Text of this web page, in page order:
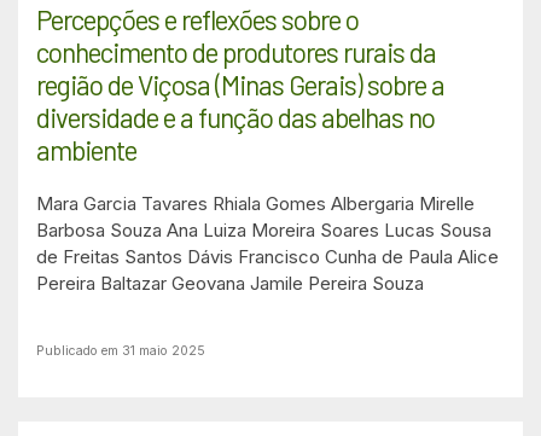
Percepções e reflexões sobre o
conhecimento de produtores rurais da
região de Viçosa (Minas Gerais) sobre a
diversidade e a função das abelhas no
ambiente
Mara Garcia Tavares Rhiala Gomes Albergaria Mirelle
Barbosa Souza Ana Luiza Moreira Soares Lucas Sousa
de Freitas Santos Dávis Francisco Cunha de Paula Alice
Pereira Baltazar Geovana Jamile Pereira Souza
Publicado em 31 maio 2025